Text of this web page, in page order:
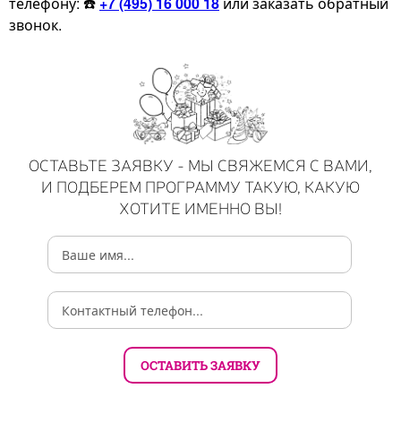
звонок.
ОСТАВЬТЕ ЗАЯВКУ - МЫ СВЯЖЕМСЯ С ВАМИ,
И ПОДБЕРЕМ ПРОГРАММУ ТАКУЮ, КАКУЮ
ХОТИТЕ ИМЕННО ВЫ!